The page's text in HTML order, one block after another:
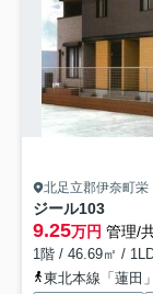
北足立郡伊奈町栄
ジール103
9.25万円 管理/
1階 / 46.69㎡ /
東北本線「蓮田